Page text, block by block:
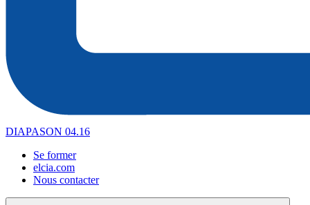
DIAPASON 04.16
Se former
elcia.com
Nous contacter